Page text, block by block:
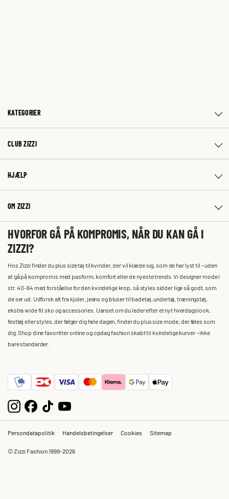
KATEGORIER
CLUB ZIZZI
HJÆLP
OM ZIZZI
HVORFOR GÅ PÅ KOMPROMIS, NÅR DU KAN GÅ I
ZIZZI?
Hos Zizzi finder du plus size tøj til kvinder, der vil klæde sig, som de har lyst til – uden
at gå på kompromis med pasform, komfort eller de nyeste trends. Vi designer mode i
str. 40-64 med forståelse for den kvindelige krop, så styles sidder lige så godt, som
de ser ud. Udforsk alt fra kjoler, jeans og bluser til badetøj, undertøj, træningstøj,
ekstra wide fit sko og accessories. Uanset om du leder efter et nyt hverdagslook,
festtøj eller styles, der følger dig hele dagen, finder du plus size mode, der føles som
dig. Shop dine favoritter online og opdag fashion skabt til kvindelige kurver – ikke
bare standarder.
Persondatapolitik Handelsbetingelser Cookies Sitemap
© Zizzi Fashion 1999-2026